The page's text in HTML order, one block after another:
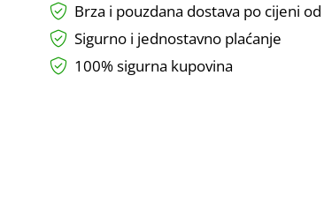
količina
Brza i pouzdana dostava po cijeni od
Sigurno i jednostavno plaćanje
100% sigurna kupovina